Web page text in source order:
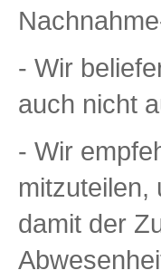
- Wir
auch nicht
- Wir
mitzuteilen,
damit der